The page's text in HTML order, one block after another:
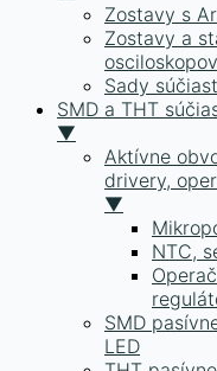
Zostavy s
Zostavy a
Sady
SMD a THT
▼
Aktívne
drivery,
▼
NTC,
SMD
LED